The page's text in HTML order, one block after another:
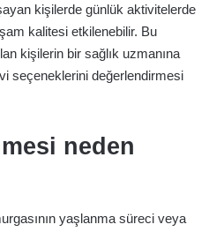
kişilerde günlük aktivitelerde
kalitesi etkilenebilir. Bu
kişilerin bir sağlık uzmanına
seçeneklerini değerlendirmesi
neden
yaşlanma süreci veya